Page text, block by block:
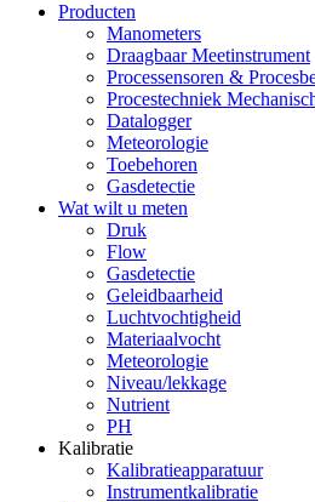
Producten
Manometers
Draagbaar Meetinstrument
Processensoren &
Procestechniek
Datalogger
Meteorologie
Toebehoren
Gasdetectie
Wat wilt u meten
Druk
Flow
Gasdetectie
Geleidbaarheid
Luchtvochtigheid
Materiaalvocht
Meteorologie
Niveau/lekkage
Nutrient
PH
Kalibratie
Kalibratieapparatuur
Instrumentkalibratie